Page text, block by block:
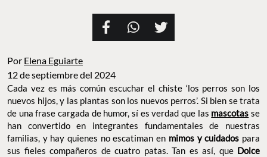
Por Elena Eguiarte
12 de septiembre del 2024
Cada vez es más común escuchar el chiste ‘los perros son los
nuevos hijos, y las plantas son los nuevos perros’. Si bien se trata
de una frase cargada de humor, sí es verdad que las mascotas se
han convertido en integrantes fundamentales de nuestras
familias, y hay quienes no escatiman en mimos y cuidados para
sus fieles compañeros de cuatro patas. Tan es así, que Dolce